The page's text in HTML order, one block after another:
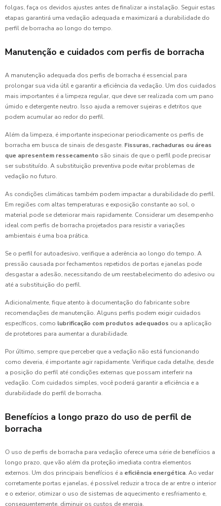
folgas, faça os devidos ajustes antes de finalizar a instalação. Seguir estas
etapas garantirá uma vedação adequada e maximizará a durabilidade do
perfil de borracha ao longo do tempo.
Manutenção e cuidados com perfis de borracha
A manutenção adequada dos perfis de borracha é essencial para
prolongar sua vida útil e garantir a eficiência da vedação. Um dos cuidados
mais importantes é a limpeza regular, que deve ser realizada com um pano
úmido e detergente neutro. Isso ajuda a remover sujeiras e detritos que
podem acumular ao redor do perfil.
Além da limpeza, é importante inspecionar periodicamente os perfis de
borracha em busca de sinais de desgaste. Fissuras, rachaduras ou áreas
que apresentem ressecamento são sinais de que o perfil pode precisar
ser substituído. A substituição preventiva pode evitar problemas de
vedação no futuro.
As condições climáticas também podem impactar a durabilidade do perfil.
Em regiões com altas temperaturas e exposição constante ao sol, o
material pode se deteriorar mais rapidamente. Considerar um desempenho
ideal com perfis de borracha projetados para resistir a variações
ambientais é uma boa prática.
Se o perfil for autoadesivo, verifique a aderência ao longo do tempo. A
pressão causada por fechamentos repetidos de portas e janelas pode
desgastar a adesão, necessitando de um reestabelecimento do adesivo ou
até a substituição do perfil.
Adicionalmente, fique atento à documentação do fabricante sobre
recomendações de manutenção. Alguns perfis podem exigir cuidados
específicos, como lubrificação com produtos adequados ou a aplicação
de protetores para aumentar a durabilidade.
Por último, sempre que perceber que a vedação não está funcionando
como deveria, é importante agir rapidamente. Verifique cada detalhe, desde
a posição do perfil até condições externas que possam interferir na
vedação. Com cuidados simples, você poderá garantir a eficiência e a
durabilidade do perfil de borracha.
Benefícios a longo prazo do uso de perfil de
borracha
O uso de perfis de borracha para vedação oferece uma série de benefícios a
longo prazo, que vão além da proteção imediata contra elementos
externos. Um dos principais benefícios é a eficiência energética. Ao vedar
corretamente portas e janelas, é possível reduzir a troca de ar entre o interior
e o exterior, otimizar o uso de sistemas de aquecimento e resfriamento e,
consequentemente, diminuir os custos de energia.